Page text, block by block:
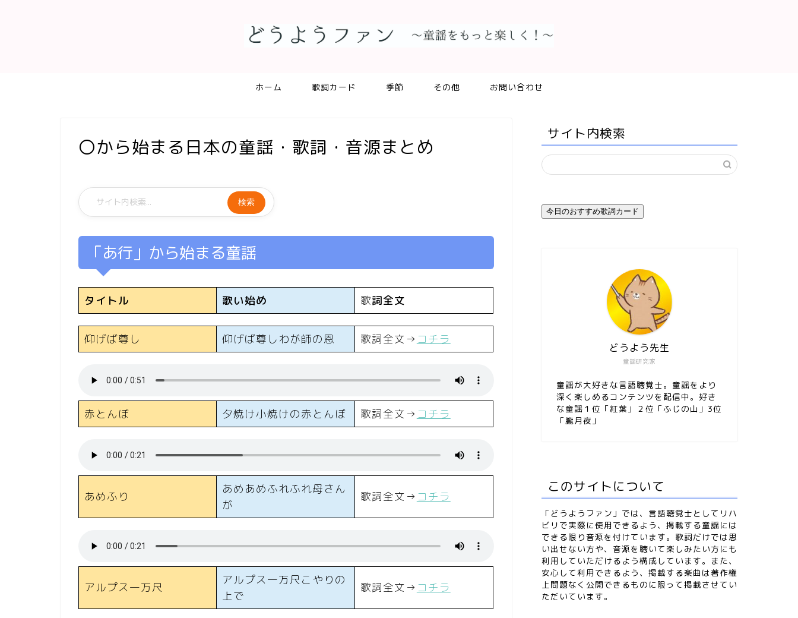
ホーム 歌詞カード 季節 その他 お問い合わせ
〇から始まる日本の童謡・歌詞・音源まとめ
検索
「あ行」から始まる童謡
タイトル 歌い始め 歌詞全文
仰げば尊し 仰げば尊しわが師の恩 歌詞全文→ コチラ
赤とんぼ 夕焼け小焼けの赤とんぼ 歌詞全文→ コチラ
あめふり
あめあめふれふれ母さん
が
歌詞全文→ コチラ
アルプス一万尺
アルプス一万尺こやりの
上で
歌詞全文→ コチラ
サイト内検索
今日のおすすめ歌詞カード
童謡研究家
どうよう先生
童謡が大好きな言語聴覚士。童謡をより
深く楽しめるコンテンツを配信中。好き
な童謡１位「紅葉」２位「ふじの山」3位
「朧月夜」
このサイトについて
「どうようファン」では、言語聴覚士としてリハ
ビリで実際に使用できるよう、掲載する童謡には
できる限り音源を付けています。歌詞だけでは思
い出せない方や、音源を聴いて楽しみたい方にも
利用していただけるよう構成しています。また、
安心して利用できるよう、掲載する楽曲は著作権
上問題なく公開できるものに限って掲載させてい
ただいています。